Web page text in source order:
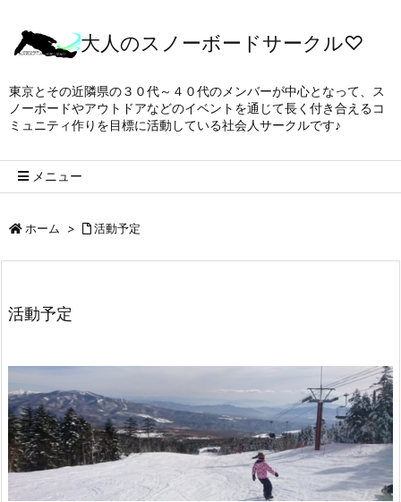
大人のスノーボードサークル♡
東京とその近隣県の３０代～４０代のメンバーが中心となって、ス
ノーボードやアウトドアなどのイベントを通じて長く付き合えるコ
ミュニティ作りを目標に活動している社会人サークルです♪
メニュー
ホーム > 活動予定
活動予定